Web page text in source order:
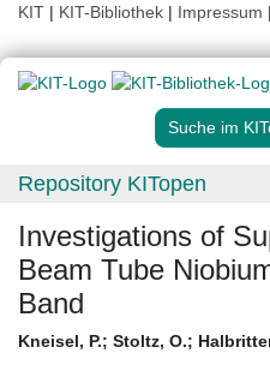
KIT | KIT-Bibliothek | Impressum |
Suche im
Repository KITopen
Investigations of
Beam Tube
Band
Kneisel, P.; Stoltz, O.;